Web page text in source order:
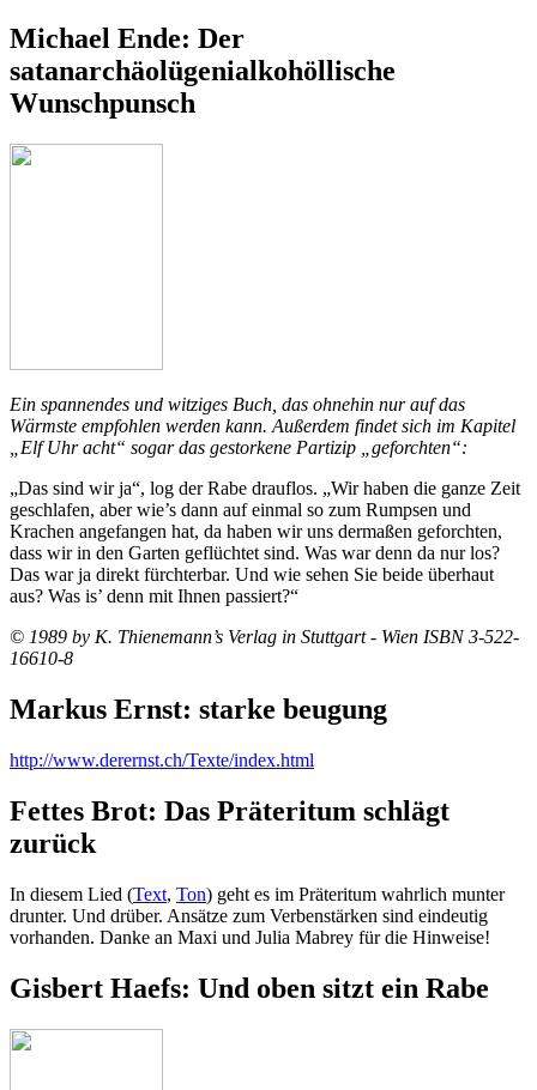
Michael Ende: Der
satanarchäolügenialkohöllische
Wunschpunsch
Ein spannendes und witziges Buch, das ohnehin nur auf das
Wärmste empfohlen werden kann. Außerdem findet sich im Kapitel
„Elf Uhr acht“ sogar das gestorkene Partizip „geforchten“:
„Das sind wir ja“, log der Rabe drauflos. „Wir haben die ganze Zeit
geschlafen, aber wie’s dann auf einmal so zum Rumpsen und
Krachen angefangen hat, da haben wir uns dermaßen geforchten,
dass wir in den Garten geflüchtet sind. Was war denn da nur los?
Das war ja direkt fürchterbar. Und wie sehen Sie beide überhaut
aus? Was is’ denn mit Ihnen passiert?“
© 1989 by K. Thienemann’s Verlag in Stuttgart - Wien ISBN 3-522-
16610-8
Markus Ernst: starke beugung
http://www.derernst.ch/Texte/index.html
Fettes Brot: Das Präteritum schlägt
zurück
In diesem Lied (Text, Ton) geht es im Präteritum wahrlich munter
drunter. Und drüber. Ansätze zum Verbenstärken sind eindeutig
vorhanden. Danke an Maxi und Julia Mabrey für die Hinweise!
Gisbert Haefs: Und oben sitzt ein Rabe